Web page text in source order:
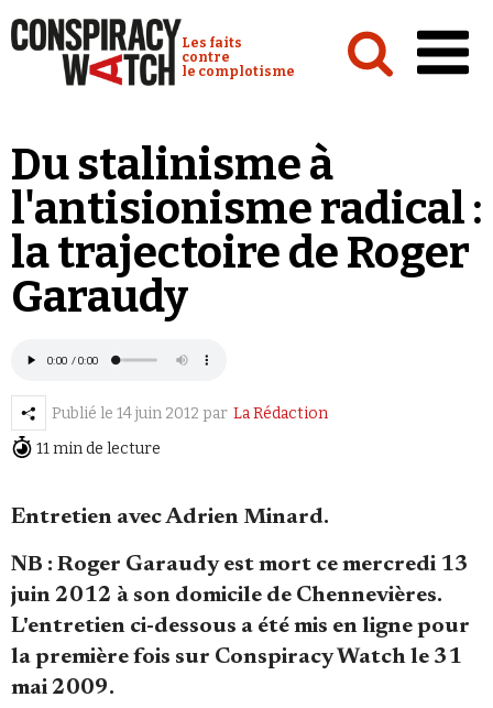
Conspiracy Watch :
Les faits
contre
le complotisme
Analyses
Conspipédia
Vidéos
Émissions
Revues de presse
Newsletter
Se connecter
Du stalinisme à
l'antisionisme radical :
la trajectoire de Roger
Garaudy
Publié le 14 juin 2012 par La Rédaction
11 min de lecture
Entretien avec Adrien Minard.
NB : Roger Garaudy est mort ce mercredi 13
juin 2012 à son domicile de Chennevières.
L'entretien ci-dessous a été mis en ligne pour
la première fois sur Conspiracy Watch le 31
mai 2009.